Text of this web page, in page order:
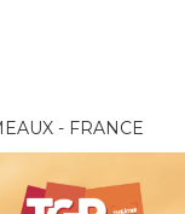
- FRANCE